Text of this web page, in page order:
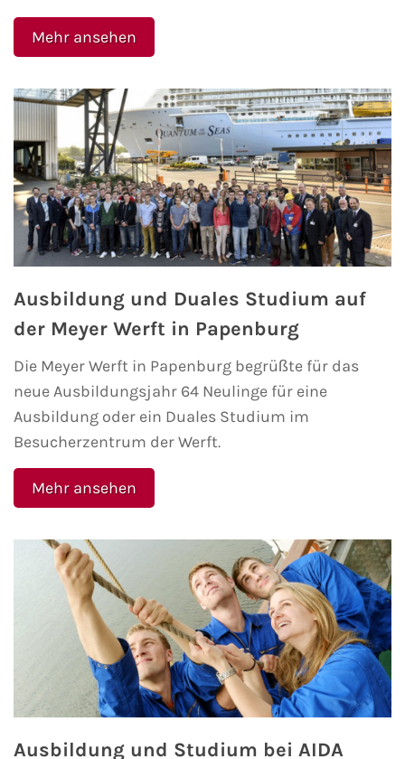
Fähre nach Finnland
Fähre nach Litauen
Fähre nach Lettland
Wissenswertes
Kreuzfahrt-Newsletter
Kreuzfahrt-Kalender
Kreuzfahrt-Bücher
Kreuzfahrt gewinnen
Kreuzfahrt-Quiz
Reiseversicherungen
Kreuzfahrt-Themen
Kreuzfahrt buchen
Mehr ansehen
Ausbildung und Duales Studium auf
der Meyer Werft in Papenburg
Die Meyer Werft in Papenburg begrüßte für das
neue Ausbildungsjahr 64 Neulinge für eine
Ausbildung oder ein Duales Studium im
Besucherzentrum der Werft.
Mehr ansehen
Ausbildung und Studium bei AIDA